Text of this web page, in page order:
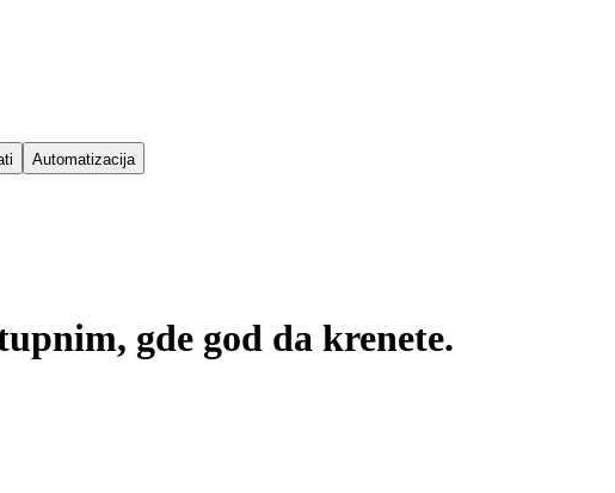
Automatizacija
gde god da krenete.